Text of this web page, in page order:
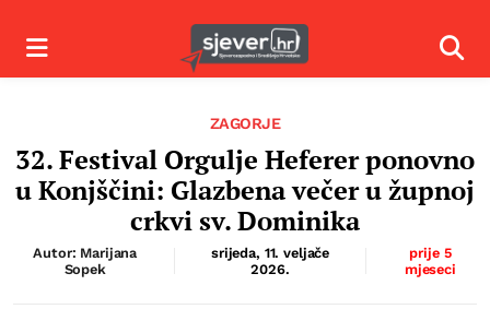
Izbornik
ZAGORJE
32. Festival Orgulje Heferer ponovno
u Konjščini: Glazbena večer u župnoj
crkvi sv. Dominika
Autor: Marijana
Sopek
srijeda, 11. veljače
2026.
prije 5
mjeseci